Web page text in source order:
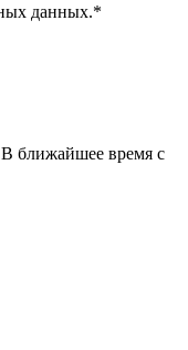
данных.*
ближайшее время с